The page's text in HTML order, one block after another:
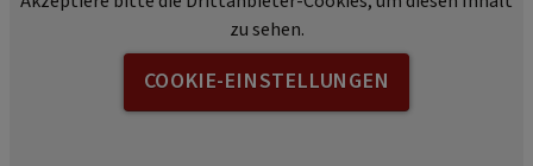
zu sehen.
COOKIE-EINSTELLUNGEN